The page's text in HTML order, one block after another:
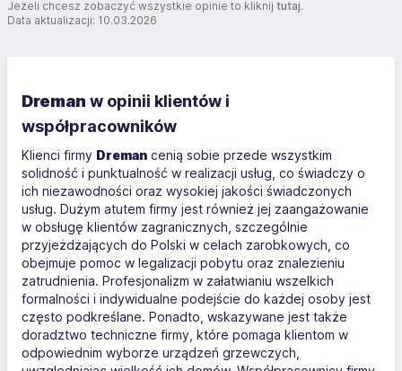
Jeżeli chcesz zobaczyć wszystkie opinie to kliknij tutaj.
Data aktualizacji: 10.03.2026
Dreman w opinii klientów i
współpracowników
Klienci firmy Dreman cenią sobie przede wszystkim
solidność i punktualność w realizacji usług, co świadczy o
ich niezawodności oraz wysokiej jakości świadczonych
usług. Dużym atutem firmy jest również jej zaangażowanie
w obsługę klientów zagranicznych, szczególnie
przyjeżdżających do Polski w celach zarobkowych, co
obejmuje pomoc w legalizacji pobytu oraz znalezieniu
zatrudnienia. Profesjonalizm w załatwianiu wszelkich
formalności i indywidualne podejście do każdej osoby jest
często podkreślane. Ponadto, wskazywane jest także
doradztwo techniczne firmy, które pomaga klientom w
odpowiednim wyborze urządzeń grzewczych,